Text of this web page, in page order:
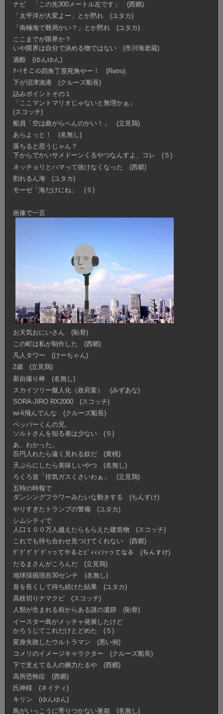
ナビ 「この先300メートル左です」 (西郷)
「太平洋が大変よー」とか黙れ (ユタカ)
「南極海で難局かい？」とか黙れ (ユタカ)
ここまでが限界か？
いや限界は自分で決める物ではない (市川海老蔵)
過酷 (ゆんゆん)
ｱｰ!そこの四角丁度死角やー！ (Retro)
下が沼津漁港 (クルーズ船長)
詰みポイントその１
「ここマントマリオじゃないと無理かぁ」
(スコッチ)
船員「空は曲がらへんのかい！」 (立見鶏)
あらよっと！ (名無し)
落ちると思うじゃん？
下からでかいサメドーンくるやつなんすよ、コレ (５)
ネッチョリとハマって抜けなくなった (西郷)
割れるん海 (ユタカ)
モーゼ「海だけにね」 (５)
画像で一言
お天気おにいさん (恥骨)
この町は私が制作した (西郷)
凡人タワー (けーちゃん)
2歳 (立見鶏)
新自撮り棒 (名無し)
スカイツリー擬人化（政府案） (みずあな)
SORA-JIRO RX2000 (スコッチ)
wi-fi飛んでんな (クルーズ船長)
ペッパーくんの兄、
ソルトさんを知る者は少ない (５)
あ、わかった。
百円入れたら遠く見れる奴だ (黄桃)
天ぷらにしたら美味しいやつ (名無し)
ろくろ首「排気ガスくさいわぁ」 (立見鶏)
五時の時報で
ダンシングフラワーみたいな動きする (ちんすけ)
やりすぎたトランプの警備 (ユタカ)
シムシティで
人口１００万人越えたらもらえた建造物 (スコッチ)
これでも待ち合わせ見つけてくれない (西郷)
ｸﾞｸﾞｸﾞｸﾞｸﾞｯってやるとﾋﾞｨｨｨﾝｯってなる (ちんすけ)
だるまさんがころんだ (立見鶏)
地球採掘現在30センチ (名無し)
首を長くして待ち続けた結果 (ユタカ)
高枝切りナマクビ (スコッチ)
人類が生まれる前からある謎の遺跡 (恥骨)
イースター島がメッチャ発展したけど
かろうじてこれだけとどめた (５)
変身失敗したウルトラマン (悪い例)
コメリのイメージキャラクター (クルーズ船長)
下で支えてる人の腕力たるや (西郷)
高所恐怖症 (西郷)
氏神様 (ネイティ)
キリン (ゆんゆん)
鳥がいっこうに寄りつかない巣箱 (名無し)